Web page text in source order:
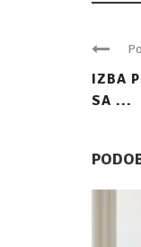
IZBA
SA ...